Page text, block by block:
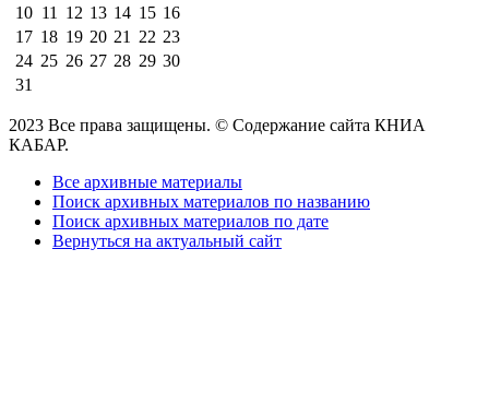
10 11 12 13 14 15 16
17 18 19 20 21 22 23
24 25 26 27 28 29 30
31
2023 Все права защищены. © Содержание сайта КНИА
КАБАР.
Все архивные материалы
Поиск архивных материалов по названию
Поиск архивных материалов по дате
Вернуться на актуальный сайт